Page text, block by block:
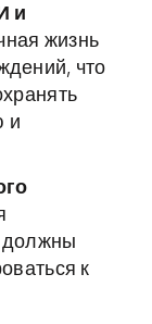
и
жизнь
что
и
должны
к